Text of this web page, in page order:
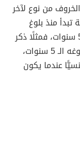
من نوع لآخر
منذ بلوغ
صغير الخروف عمر يتراوح ما بين 1.5-5 سنوات، فمثلًا ذكر
خروف الأرغل لا ينضج جنسيًا إلّا عند بلوغه الـ 5 سنوات،
عندما يكون